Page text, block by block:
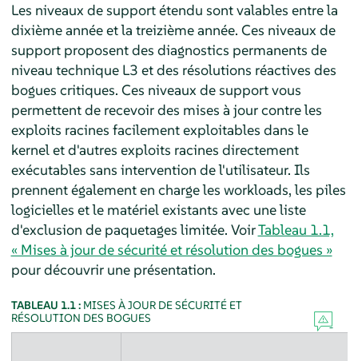
Les niveaux de support étendu sont valables entre la
dixième année et la treizième année. Ces niveaux de
support proposent des diagnostics permanents de
niveau technique L3 et des résolutions réactives des
bogues critiques. Ces niveaux de support vous
permettent de recevoir des mises à jour contre les
exploits racines facilement exploitables dans le
kernel et d'autres exploits racines directement
exécutables sans intervention de l'utilisateur. Ils
prennent également en charge les workloads, les piles
logicielles et le matériel existants avec une liste
d'exclusion de paquetages limitée. VoirTableau 1.1,
« Mises à jour de sécurité et résolution des bogues »
pour découvrir une présentation.
TABLEAU 1.1 : MISES À JOUR DE SÉCURITÉ ET
RÉSOLUTION DES BOGUES